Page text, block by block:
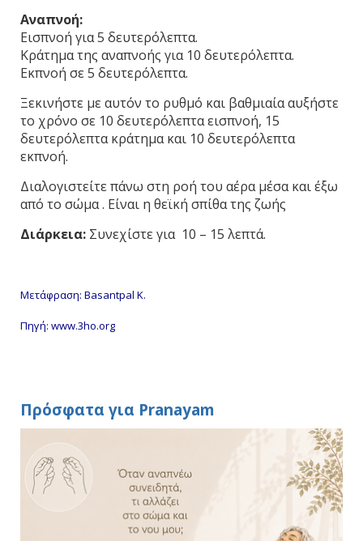
Αναπνοή:
Εισπνοή για 5 δευτερόλεπτα.
Κράτημα της αναπνοής για 10 δευτερόλεπτα.
Εκπνοή σε 5 δευτερόλεπτα.
Ξεκινήστε με αυτόν το ρυθμό και βαθμιαία αυξήστε
το χρόνο σε 10 δευτερόλεπτα εισπνοή, 15
δευτερόλεπτα κράτημα και 10 δευτερόλεπτα
εκπνοή.
Διαλογιστείτε πάνω στη ροή του αέρα μέσα και έξω
από το σώμα . Είναι η θεϊκή σπίθα της ζωής
Διάρκεια: Συνεχίστε για 10 – 15 λεπτά.
Μετάφραση: Basantpal K.
Πηγή: www.3ho.org
Πρόσφατα για Pranayam